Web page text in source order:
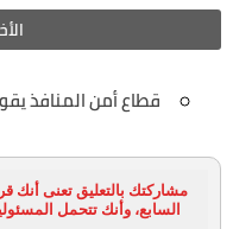
قطاع أمن المنافذ
مشاركتك بالتعليق تعنى أنك
السابع، وأنك تتحمل